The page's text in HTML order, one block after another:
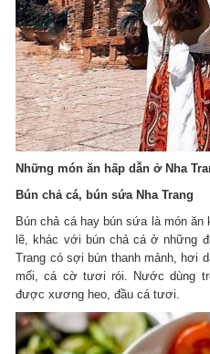
Những món ăn hấp dẫn ở Nha
Bún chả cá, bún sứa Nha Trang
Bún chả cá hay bún sứa là món
lẽ, khác với bún chả cá ở những
Trang có sợi bún thanh mảnh, hơi
mối, cá cờ tươi rói. Nước dùng
được xương heo, đầu cá tươi.